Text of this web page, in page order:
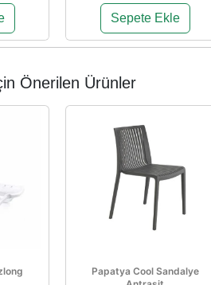
Sepete Ekle
Önerilen Ürünler
Papatya Cool Sandalye